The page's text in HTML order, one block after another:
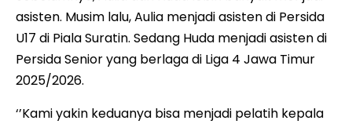
asisten. Musim lalu, Aulia menjadi asisten di Persida
U17 di Piala Suratin. Sedang Huda menjadi asisten di
Persida Senior yang berlaga di Liga 4 Jawa Timur
2025/2026.
‘’Kami yakin keduanya bisa menjadi pelatih kepala